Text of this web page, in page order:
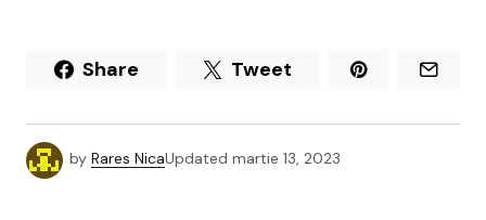
Share Tweet
by Rares NicaUpdated martie 13, 2023